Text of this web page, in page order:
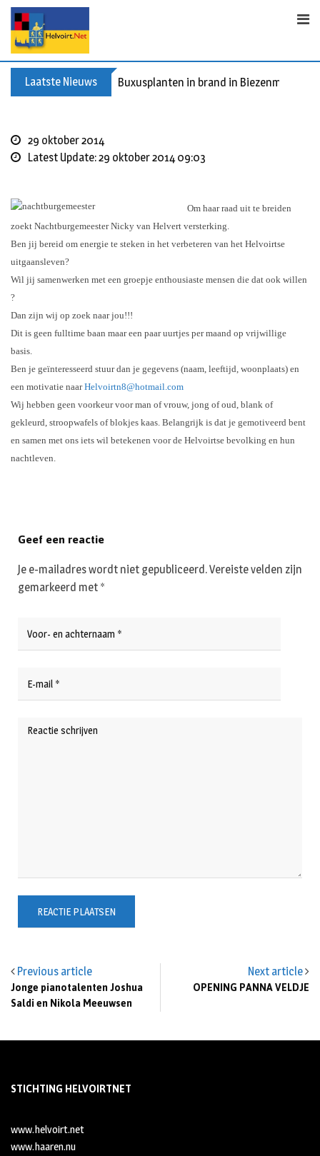
p
Laatste Nieuws Buxusplanten in brand in Biezenmortel,
29 oktober 2014
Latest Update: 29 oktober 2014 09:03
Om haar raad uit te breiden
zoekt Nachtburgemeester Nicky van Helvert versterking.
Ben jij bereid om energie te steken in het verbeteren van het Helvoirtse
uitgaansleven?
Wil jij samenwerken met een groepje enthousiaste mensen die dat ook willen
?
Dan zijn wij op zoek naar jou!!!
Dit is geen fulltime baan maar een paar uurtjes per maand op vrijwillige
basis.
Ben je geïnteresseerd stuur dan je gegevens (naam, leeftijd, woonplaats) en
een motivatie naarHelvoirtn8@hotmail.com
Wij hebben geen voorkeur voor man of vrouw, jong of oud, blank of
gekleurd, stroopwafels of blokjes kaas. Belangrijk is dat je gemotiveerd bent
en samen met ons iets wil betekenen voor de Helvoirtse bevolking en hun
nachtleven.
Previous article
Jonge pianotalenten Joshua
Saldi en Nikola Meeuwsen
Next article
OPENING PANNA VELDJE
Geef een reactie
Je e-mailadres wordt niet gepubliceerd.Vereiste velden zijn
gemarkeerd met *
STICHTING HELVOIRTNET
www.helvoirt.net
www.haaren.nu